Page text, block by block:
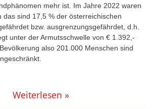
mehr ist. Im Jahre 2022 waren
das sind 17,5 % der österreichischen
bzw. ausgrenzungsgefährdet, d.h.
unter der Armutsschwelle von € 1.392,-
also 201.000 Menschen sind
Weiterlesen »